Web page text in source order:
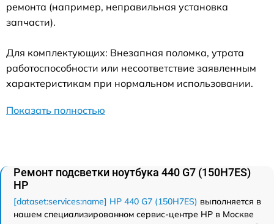
ремонта (например, неправильная установка
запчасти).
Для комплектующих: Внезапная поломка, утрата
работоспособности или несоответствие заявленным
характеристикам при нормальном использовании.
Показать полностью
Ремонт подсветки ноутбука 440 G7 (150H7ES)
HP
[dataset:services:name] HP 440 G7 (150H7ES) выполняется в
нашем специализированном сервис-центре HP в Москве